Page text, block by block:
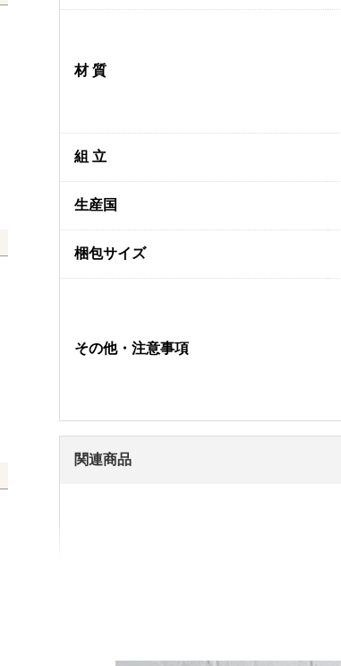
材 質
組 立
生産国
梱包サイズ
その他・注意事項
関連商品